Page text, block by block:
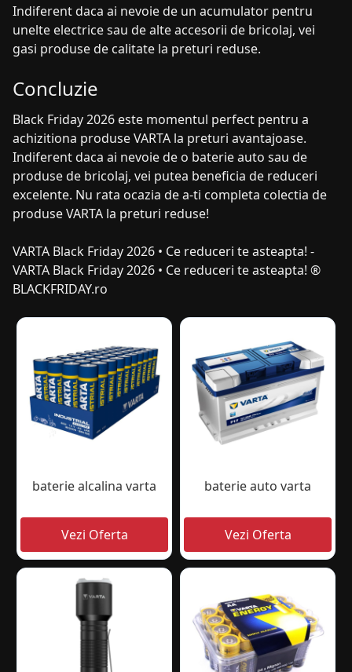
Indiferent daca ai nevoie de un acumulator pentru
unelte electrice sau de alte accesorii de bricolaj, vei
gasi produse de calitate la preturi reduse.
Concluzie
Black Friday 2026 este momentul perfect pentru a
achizitiona produse VARTA la preturi avantajoase.
Indiferent daca ai nevoie de o baterie auto sau de
produse de bricolaj, vei putea beneficia de reduceri
excelente. Nu rata ocazia de a-ti completa colectia de
produse VARTA la preturi reduse!
VARTA Black Friday 2026 • Ce reduceri te asteapta! -
VARTA Black Friday 2026 • Ce reduceri te asteapta! ®
BLACKFRIDAY.ro
baterie alcalina varta baterie auto varta